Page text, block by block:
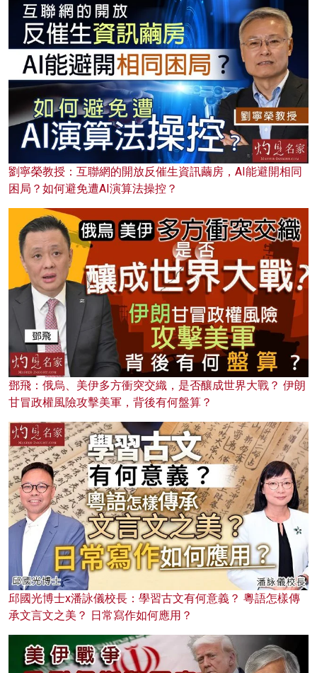
劉寧榮教授：互聯網的開放反催生資訊繭房，AI能避開相同
困局？如何避免遭AI演算法操控？
鄧飛：俄烏、美伊多方衝突交織，是否釀成世界大戰？ 伊朗
甘冒政權風險攻擊美軍，背後有何盤算？
邱國光博士x潘詠儀校長：學習古文有何意義？ 粵語怎樣傳
承文言文之美？ 日常寫作如何應用？